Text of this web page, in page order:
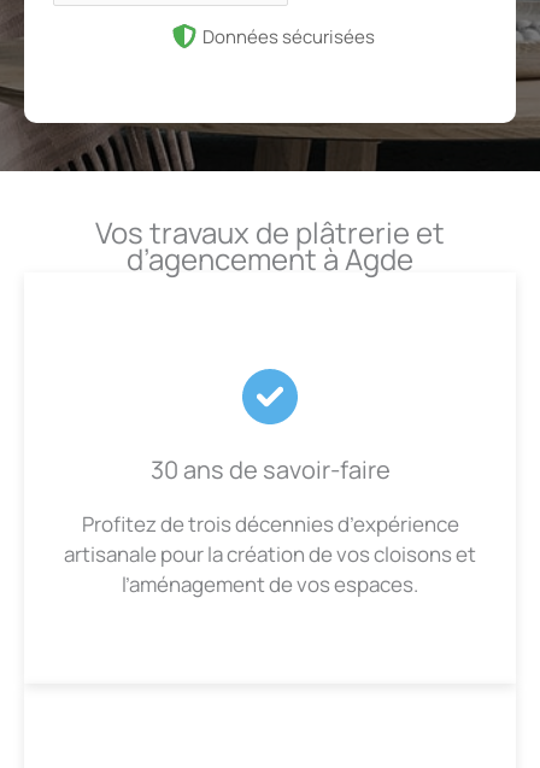
Données sécurisées
Vos travaux de plâtrerie et
d’agencement à Agde
30 ans de savoir-faire
Profitez de trois décennies d’expérience
artisanale pour la création de vos cloisons et
l’aménagement de vos espaces.